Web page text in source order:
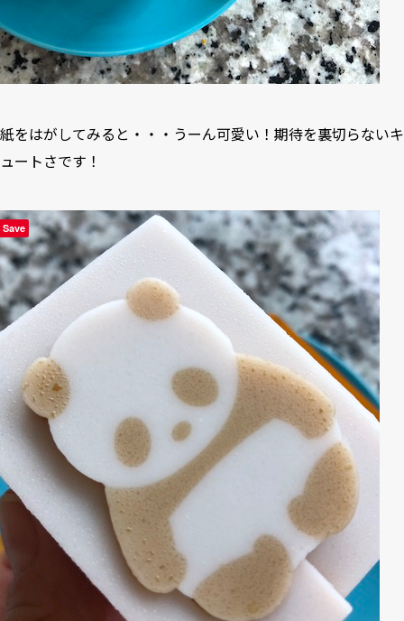
紙をはがしてみると・・・うーん可愛い！期待を裏切らないキ
ュートさです！
Save